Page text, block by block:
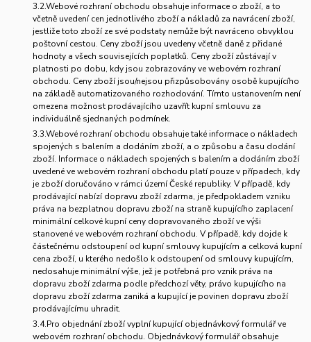
3.2.Webové rozhraní obchodu obsahuje informace o zboží, a to
včetně uvedení cen jednotlivého zboží a nákladů za navrácení zboží,
jestliže toto zboží ze své podstaty nemůže být navráceno obvyklou
poštovní cestou. Ceny zboží jsou uvedeny včetně daně z přidané
hodnoty a všech souvisejících poplatků. Ceny zboží zůstávají v
platnosti po dobu, kdy jsou zobrazovány ve webovém rozhraní
obchodu. Ceny zboží jsou/nejsou přizpůsobovány osobě kupujícího
na základě automatizovaného rozhodování. Tímto ustanovením není
omezena možnost prodávajícího uzavřít kupní smlouvu za
individuálně sjednaných podmínek.
3.3.Webové rozhraní obchodu obsahuje také informace o nákladech
spojených s balením a dodáním zboží, a o způsobu a času dodání
zboží. Informace o nákladech spojených s balením a dodáním zboží
uvedené ve webovém rozhraní obchodu platí pouze v případech, kdy
je zboží doručováno v rámci území České republiky. V případě, kdy
prodávající nabízí dopravu zboží zdarma, je předpokladem vzniku
práva na bezplatnou dopravu zboží na straně kupujícího zaplacení
minimální celkové kupní ceny dopravovaného zboží ve výši
stanovené ve webovém rozhraní obchodu. V případě, kdy dojde k
částečnému odstoupení od kupní smlouvy kupujícím a celková kupní
cena zboží, u kterého nedošlo k odstoupení od smlouvy kupujícím,
nedosahuje minimální výše, jež je potřebná pro vznik práva na
dopravu zboží zdarma podle předchozí věty, právo kupujícího na
dopravu zboží zdarma zaniká a kupující je povinen dopravu zboží
prodávajícímu uhradit.
3.4.Pro objednání zboží vyplní kupující objednávkový formulář ve
webovém rozhraní obchodu. Objednávkový formulář obsahuje